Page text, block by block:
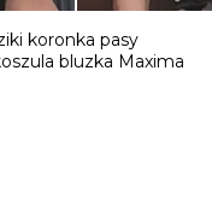
koronka pasy
bluzka Maxima